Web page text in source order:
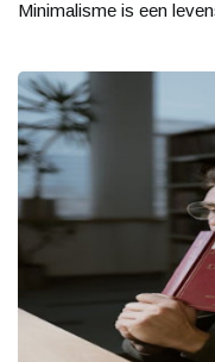
Minimalisme is een